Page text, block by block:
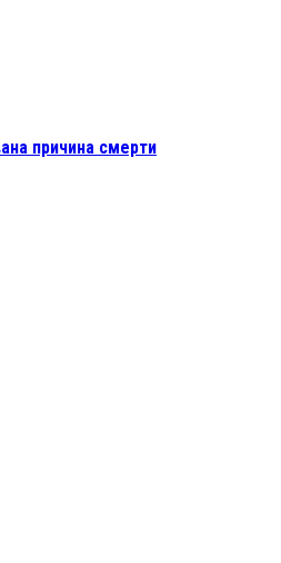
причина смерти